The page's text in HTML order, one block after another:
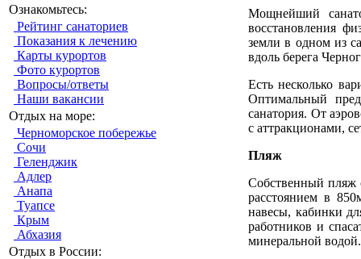
Ознакомьтесь:
Рейтинг санаториев
Показания к лечению
Карты курортов
Фото курортов
Вопросы/ответы
Наши вакансии
Отдых на море:
Черноморское побережье
Сочи
Геленджик
Адлер
Анапа
Туапсе
Крым
Абхазия
Отдых в России:
Мощнейший
восстановления
земли в одном из
вдоль берега
Есть несколько
Оптимальный
санатория. От
с аттракционами,
Пляж
Собственный пляж
расстоянием в
навесы, кабинки
работников и
минеральной водой.